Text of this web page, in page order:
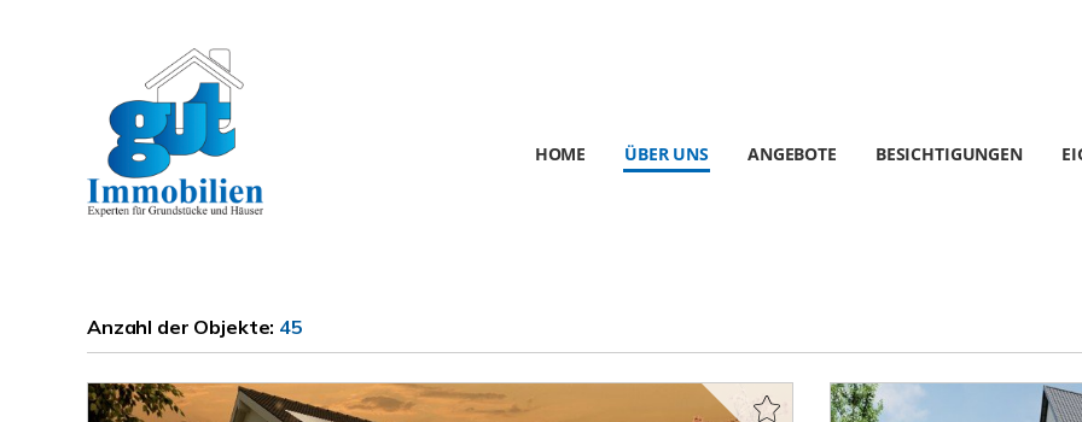
HOME ÜBER UNS ANGEBOTE BESICHTIGUNGEN
Anzahl der Objekte: 45